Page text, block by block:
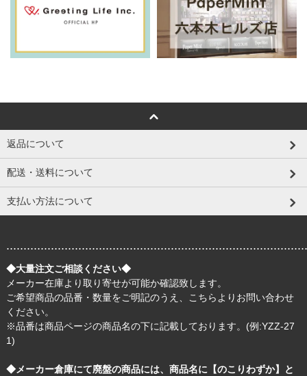
返品について
配送・送料について
支払い方法について
◆大量注文ご相談ください◆
メーカー在庫より取り寄せが可能か確認致します。
ご希望商品の品番・数量をご明記のうえ、
こちら よりお問い合わせ
ください。
※品番は商品ページの商品名の下に記載しております。(例:YZZ-27
1)
◆メーカー倉庫にて廃盤の商品には、商品名に【のこりわずか】と